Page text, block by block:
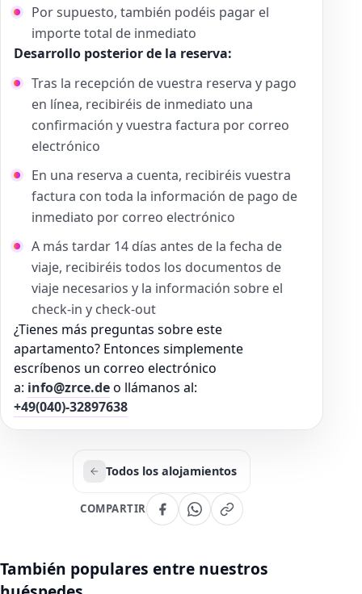
Por supuesto, también podéis pagar el
importe total de inmediato
Desarrollo posterior de la reserva:
Tras la recepción de vuestra reserva y pago
en línea, recibiréis de inmediato una
confirmación y vuestra factura por correo
electrónico
En una reserva a cuenta, recibiréis vuestra
factura con toda la información de pago de
inmediato por correo electrónico
A más tardar 14 días antes de la fecha de
viaje, recibiréis todos los documentos de
viaje necesarios y la información sobre el
check-in y check-out
¿Tienes más preguntas sobre este
apartamento? Entonces simplemente
escríbenos un correo electrónico
a: info@zrce.deo llámanos al:
+49(040)-32897638
Todos los alojamientos
COMPARTIR
También populares entre nuestros